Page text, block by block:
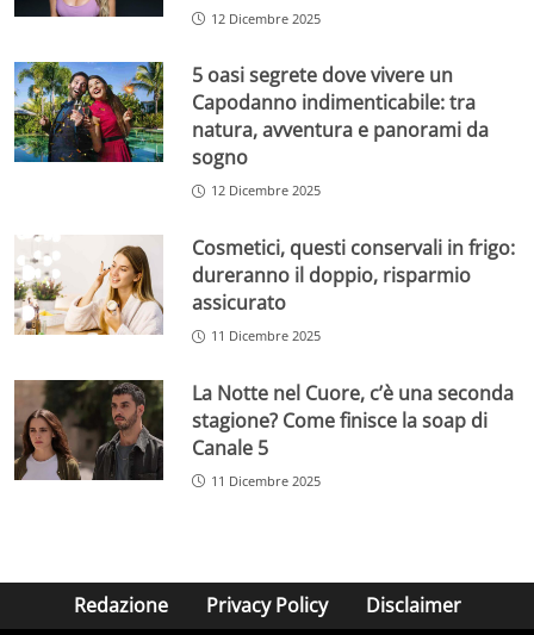
12 Dicembre 2025
5 oasi segrete dove vivere un
Capodanno indimenticabile: tra
natura, avventura e panorami da
sogno
12 Dicembre 2025
Cosmetici, questi conservali in frigo:
dureranno il doppio, risparmio
assicurato
11 Dicembre 2025
La Notte nel Cuore, c’è una seconda
stagione? Come finisce la soap di
Canale 5
11 Dicembre 2025
Redazione Privacy Policy Disclaimer